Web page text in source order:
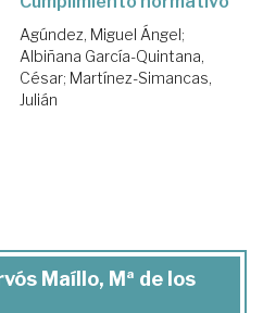
Agúndez, Miguel Ángel;
Albiñana García-Quintana,
César; Martínez-Simancas,
Julián
Maíllo, Mª de los